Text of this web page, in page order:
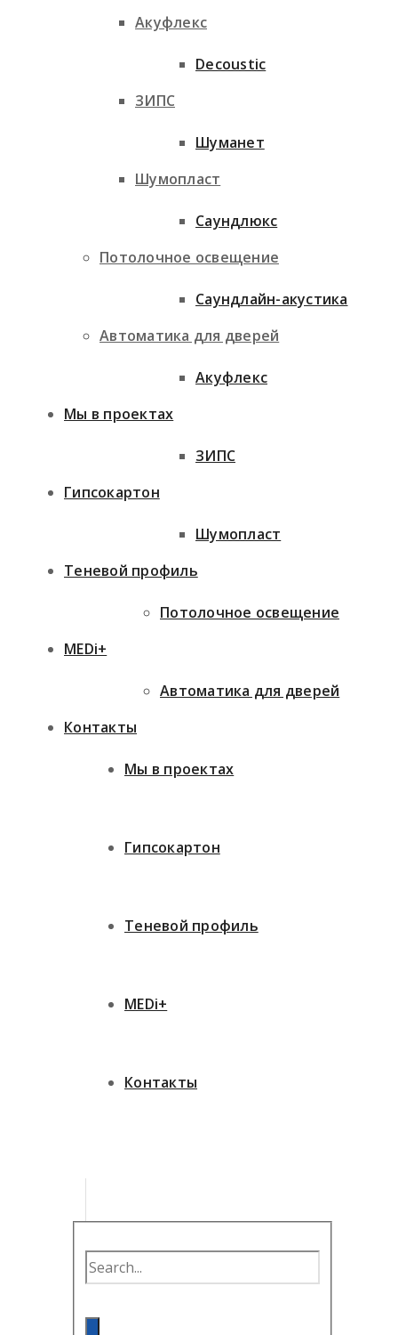
Акуфлекс
ЗИПС
Шумопласт
Потолочное освещение
Автоматика для дверей
Мы в проектах
Гипсокартон
Теневой профиль
MEDi+
Контакты
Decoustic
Шуманет
Саундлюкс
Саундлайн-акустика
Акуфлекс
ЗИПС
Шумопласт
Потолочное освещение
Автоматика для дверей
Мы в проектах
Гипсокартон
Теневой профиль
MEDi+
Контакты